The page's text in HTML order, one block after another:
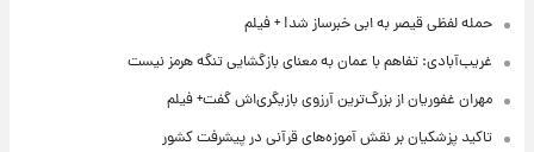
حمله لفظی قیصر به ابی خبرساز شد! + فیلم
غریب‌آبادی: تفاهم با عمان به معنای بازگشایی تنگه هرمز نیست
مهران غفوریان از بزرگ‌ترین آرزوی بازیگری‌اش گفت+ فیلم
تاکید پزشکیان بر نقش آموزه‌های قرآنی در پیشرفت کشور